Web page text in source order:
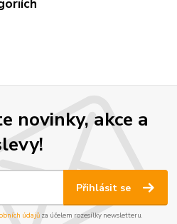
novinky, akce a
Přihlásit se
údajůza účelem rozesílky newsletteru.